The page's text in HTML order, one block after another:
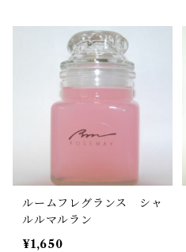
ルームフレグランス シャ
ルルマルラン
¥1,650